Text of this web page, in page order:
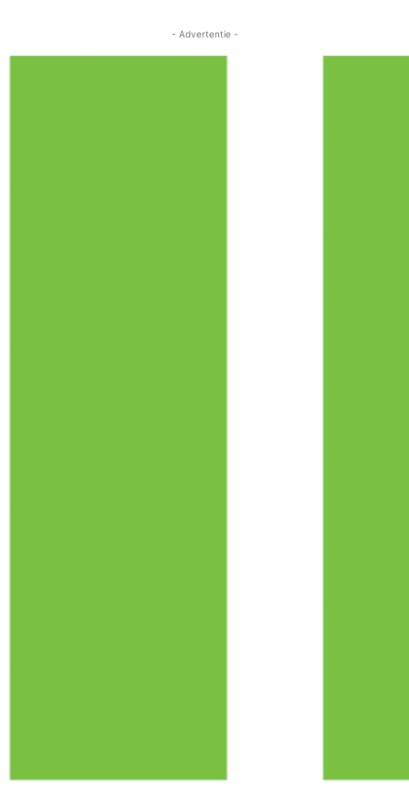
- Advertentie -